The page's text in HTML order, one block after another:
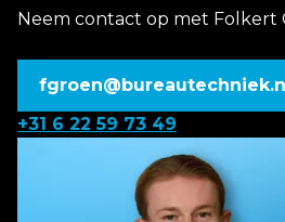
Neem contact op met Folkert
+31 6 22 59 73 49